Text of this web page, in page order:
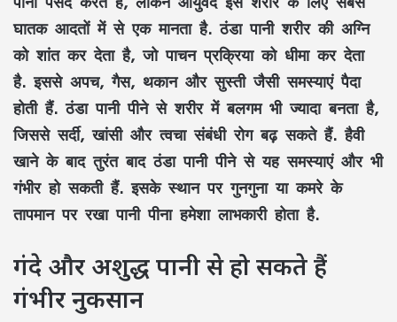
घातक आदतों में से एक मानता है. ठंडा पानी शरीर की अग्नि
को शांत कर देता है, जो पाचन प्रक्रिया को धीमा कर देता
है. इससे अपच, गैस, थकान और सुस्ती जैसी समस्याएं पैदा
होती हैं. ठंडा पानी पीने से शरीर में बलगम भी ज्यादा बनता है,
जिससे सर्दी, खांसी और त्वचा संबंधी रोग बढ़ सकते हैं. हैवी
खाने के बाद तुरंत बाद ठंडा पानी पीने से यह समस्याएं और भी
गंभीर हो सकती हैं. इसके स्थान पर गुनगुना या कमरे के
तापमान पर रखा पानी पीना हमेशा लाभकारी होता है.
गंदे और अशुद्ध पानी से हो सकते हैं
गंभीर नुकसान